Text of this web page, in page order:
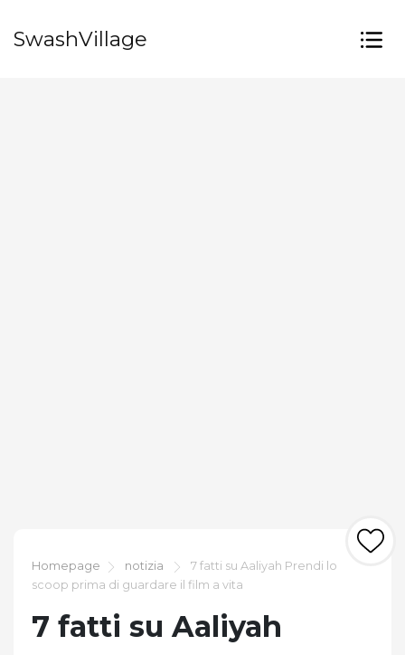
SwashVillage
Homepage notizia
7 fatti su Aaliyah Prendi lo
scoop prima di guardare il film a vita
7 fatti su Aaliyah